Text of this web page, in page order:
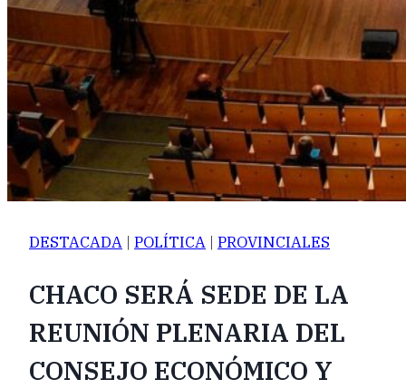
DESTACADA | POLÍTICA | PROVINCIALES
CHACO SERÁ SEDE DE LA
REUNIÓN PLENARIA DEL
CONSEJO ECONÓMICO Y